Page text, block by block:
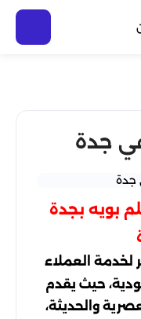
جدة
بويه بجدة
لخدمة العملاء
حيث يقدم
والحديثة،